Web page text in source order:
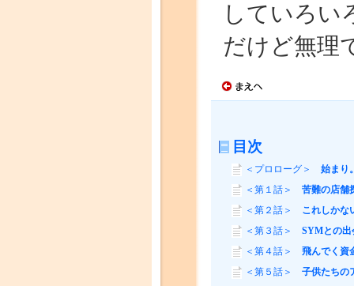
していろい
だけど無理
目次
＜プロローグ＞ 始まり
＜第１話＞ 苦難の店舗
＜第２話＞ これしかな
＜第３話＞ SYMとの出
＜第４話＞ 飛んでく資
＜第５話＞ 子供たちの